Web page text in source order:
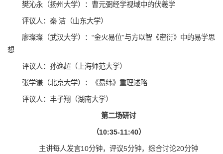
樊沁永（扬州大学）：曹元弼经学视域中的伏羲学
评议人：秦 洁（山东大学）
廖璨璨（武汉大学）：“金火易位”与方以智《密衍》中的易学思
想
评议人：孙逸超（上海师范大学）
张学谦（北京大学）：《易纬》重理述略
评议人：丰子翔（湖南大学）
第二场研讨
（10:35-11:40）
主讲每人发言10分钟，评议5分钟，综合讨论20分钟